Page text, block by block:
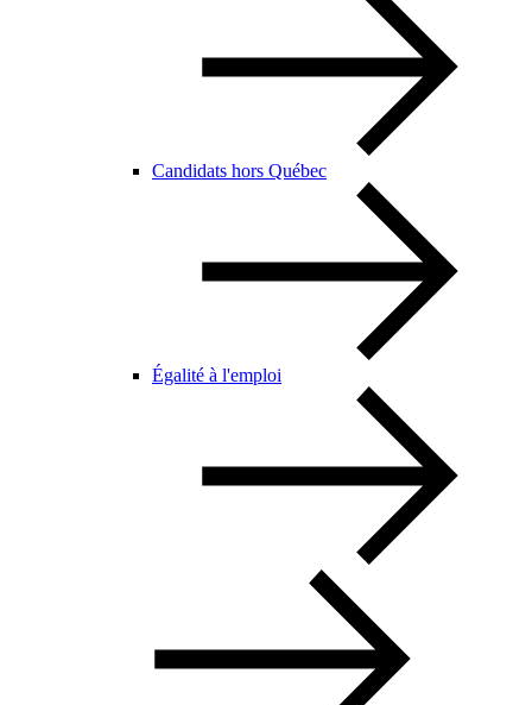
Candidats hors Québec
Égalité à l'emploi